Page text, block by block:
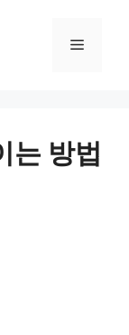
메
는 방법